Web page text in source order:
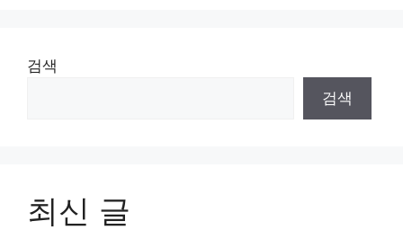
검색
검색
최신 글